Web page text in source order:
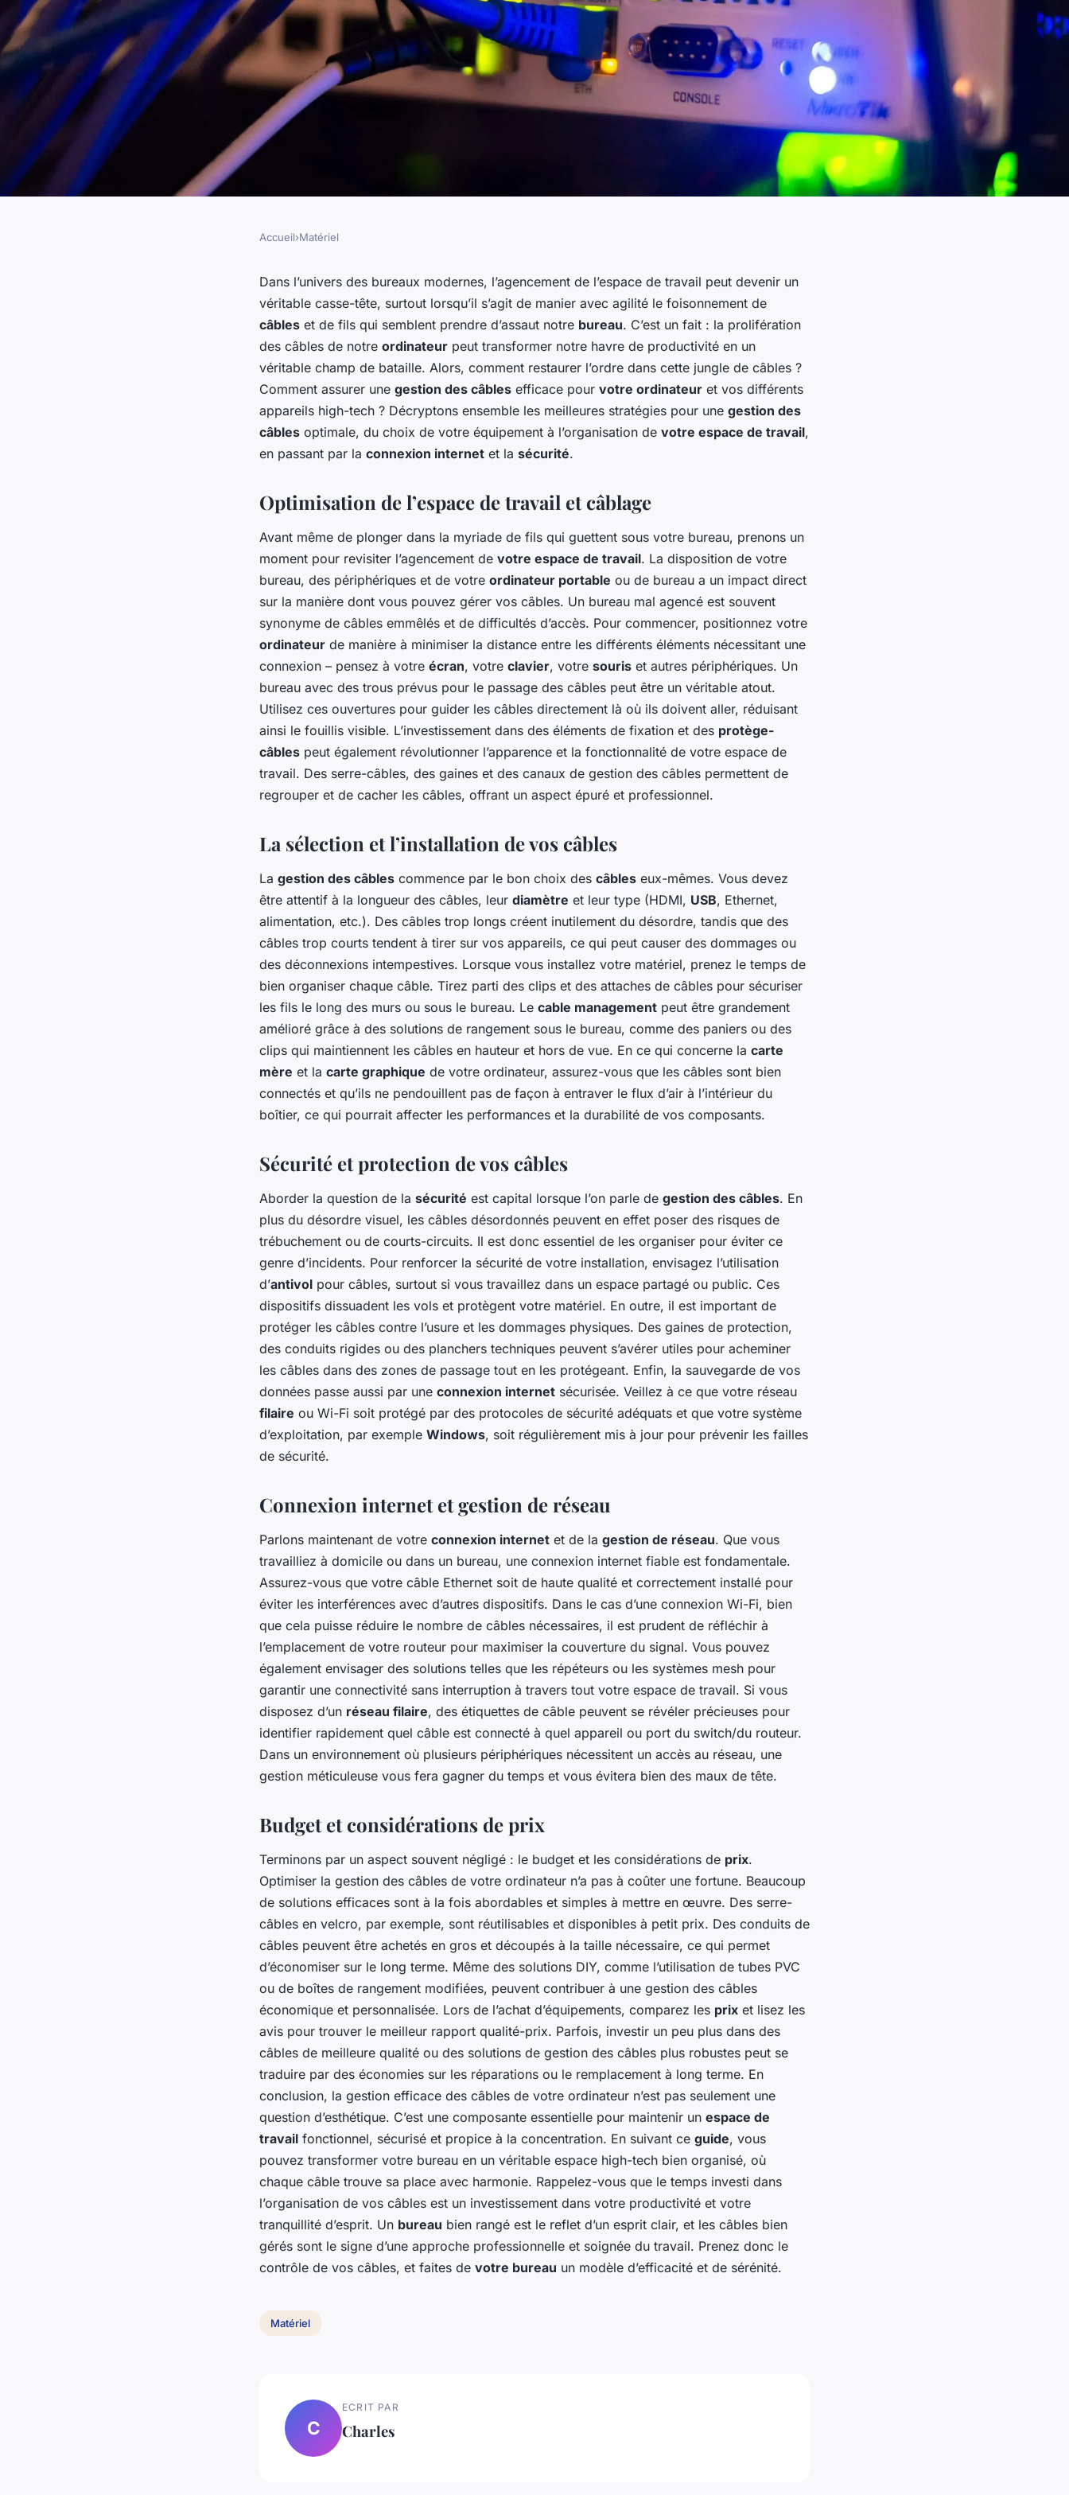
Comment gérer efficacement le
câblage de votre ordinateur ?
Accueil›Matériel
Dans l’univers des bureaux modernes, l’agencement de l’espace de travail peut devenir un
véritable casse-tête, surtout lorsqu’il s’agit de manier avec agilité le foisonnement de
câbles et de fils qui semblent prendre d’assaut notre bureau. C’est un fait : la prolifération
des câbles de notre ordinateur peut transformer notre havre de productivité en un
véritable champ de bataille. Alors, comment restaurer l’ordre dans cette jungle de câbles ?
Comment assurer une gestion des câbles efficace pour votre ordinateur et vos différents
appareils high-tech ? Décryptons ensemble les meilleures stratégies pour une gestion des
câbles optimale, du choix de votre équipement à l’organisation de votre espace de travail,
en passant par la connexion internet et la sécurité.
Optimisation de l’espace de travail et câblage
Avant même de plonger dans la myriade de fils qui guettent sous votre bureau, prenons un
moment pour revisiter l’agencement de votre espace de travail. La disposition de votre
bureau, des périphériques et de votre ordinateur portable ou de bureau a un impact direct
sur la manière dont vous pouvez gérer vos câbles. Un bureau mal agencé est souvent
synonyme de câbles emmêlés et de difficultés d’accès. Pour commencer, positionnez votre
ordinateur de manière à minimiser la distance entre les différents éléments nécessitant une
connexion – pensez à votre écran, votre clavier, votre souris et autres périphériques. Un
bureau avec des trous prévus pour le passage des câbles peut être un véritable atout.
Utilisez ces ouvertures pour guider les câbles directement là où ils doivent aller, réduisant
ainsi le fouillis visible. L’investissement dans des éléments de fixation et des protège-
câbles peut également révolutionner l’apparence et la fonctionnalité de votre espace de
travail. Des serre-câbles, des gaines et des canaux de gestion des câbles permettent de
regrouper et de cacher les câbles, offrant un aspect épuré et professionnel.
La sélection et l’installation de vos câbles
La gestion des câbles commence par le bon choix des câbles eux-mêmes. Vous devez
être attentif à la longueur des câbles, leur diamètre et leur type (HDMI, USB, Ethernet,
alimentation, etc.). Des câbles trop longs créent inutilement du désordre, tandis que des
câbles trop courts tendent à tirer sur vos appareils, ce qui peut causer des dommages ou
des déconnexions intempestives. Lorsque vous installez votre matériel, prenez le temps de
bien organiser chaque câble. Tirez parti des clips et des attaches de câbles pour sécuriser
les fils le long des murs ou sous le bureau. Le cable management peut être grandement
amélioré grâce à des solutions de rangement sous le bureau, comme des paniers ou des
clips qui maintiennent les câbles en hauteur et hors de vue. En ce qui concerne la carte
mère et la carte graphique de votre ordinateur, assurez-vous que les câbles sont bien
connectés et qu’ils ne pendouillent pas de façon à entraver le flux d’air à l’intérieur du
boîtier, ce qui pourrait affecter les performances et la durabilité de vos composants.
Sécurité et protection de vos câbles
Aborder la question de la sécurité est capital lorsque l’on parle de gestion des câbles. En
plus du désordre visuel, les câbles désordonnés peuvent en effet poser des risques de
trébuchement ou de courts-circuits. Il est donc essentiel de les organiser pour éviter ce
genre d’incidents. Pour renforcer la sécurité de votre installation, envisagez l’utilisation
d’antivol pour câbles, surtout si vous travaillez dans un espace partagé ou public. Ces
dispositifs dissuadent les vols et protègent votre matériel. En outre, il est important de
protéger les câbles contre l’usure et les dommages physiques. Des gaines de protection,
des conduits rigides ou des planchers techniques peuvent s’avérer utiles pour acheminer
les câbles dans des zones de passage tout en les protégeant. Enfin, la sauvegarde de vos
données passe aussi par une connexion internet sécurisée. Veillez à ce que votre réseau
filaire ou Wi-Fi soit protégé par des protocoles de sécurité adéquats et que votre système
d’exploitation, par exemple Windows, soit régulièrement mis à jour pour prévenir les failles
de sécurité.
Connexion internet et gestion de réseau
Parlons maintenant de votre connexion internet et de la gestion de réseau. Que vous
travailliez à domicile ou dans un bureau, une connexion internet fiable est fondamentale.
Assurez-vous que votre câble Ethernet soit de haute qualité et correctement installé pour
éviter les interférences avec d’autres dispositifs. Dans le cas d’une connexion Wi-Fi, bien
que cela puisse réduire le nombre de câbles nécessaires, il est prudent de réfléchir à
l’emplacement de votre routeur pour maximiser la couverture du signal. Vous pouvez
également envisager des solutions telles que les répéteurs ou les systèmes mesh pour
garantir une connectivité sans interruption à travers tout votre espace de travail. Si vous
disposez d’un réseau filaire, des étiquettes de câble peuvent se révéler précieuses pour
identifier rapidement quel câble est connecté à quel appareil ou port du switch/du routeur.
Dans un environnement où plusieurs périphériques nécessitent un accès au réseau, une
gestion méticuleuse vous fera gagner du temps et vous évitera bien des maux de tête.
Budget et considérations de prix
Terminons par un aspect souvent négligé : le budget et les considérations de prix.
Optimiser la gestion des câbles de votre ordinateur n’a pas à coûter une fortune. Beaucoup
de solutions efficaces sont à la fois abordables et simples à mettre en œuvre. Des serre-
câbles en velcro, par exemple, sont réutilisables et disponibles à petit prix. Des conduits de
câbles peuvent être achetés en gros et découpés à la taille nécessaire, ce qui permet
d’économiser sur le long terme. Même des solutions DIY, comme l’utilisation de tubes PVC
ou de boîtes de rangement modifiées, peuvent contribuer à une gestion des câbles
économique et personnalisée. Lors de l’achat d’équipements, comparez les prix et lisez les
avis pour trouver le meilleur rapport qualité-prix. Parfois, investir un peu plus dans des
câbles de meilleure qualité ou des solutions de gestion des câbles plus robustes peut se
traduire par des économies sur les réparations ou le remplacement à long terme. En
conclusion, la gestion efficace des câbles de votre ordinateur n’est pas seulement une
question d’esthétique. C’est une composante essentielle pour maintenir un espace de
travail fonctionnel, sécurisé et propice à la concentration. En suivant ce guide, vous
pouvez transformer votre bureau en un véritable espace high-tech bien organisé, où
chaque câble trouve sa place avec harmonie. Rappelez-vous que le temps investi dans
l’organisation de vos câbles est un investissement dans votre productivité et votre
tranquillité d’esprit. Un bureau bien rangé est le reflet d’un esprit clair, et les câbles bien
gérés sont le signe d’une approche professionnelle et soignée du travail. Prenez donc le
contrôle de vos câbles, et faites de votre bureau un modèle d’efficacité et de sérénité.
Matériel
C
ECRIT PAR
Charles